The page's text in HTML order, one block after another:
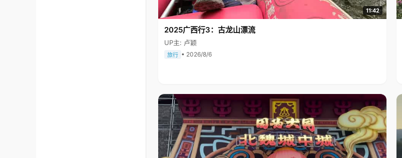
11:42
2025广西行3：古龙山漂流
UP主: 卢颖
旅行 • 2026/8/6